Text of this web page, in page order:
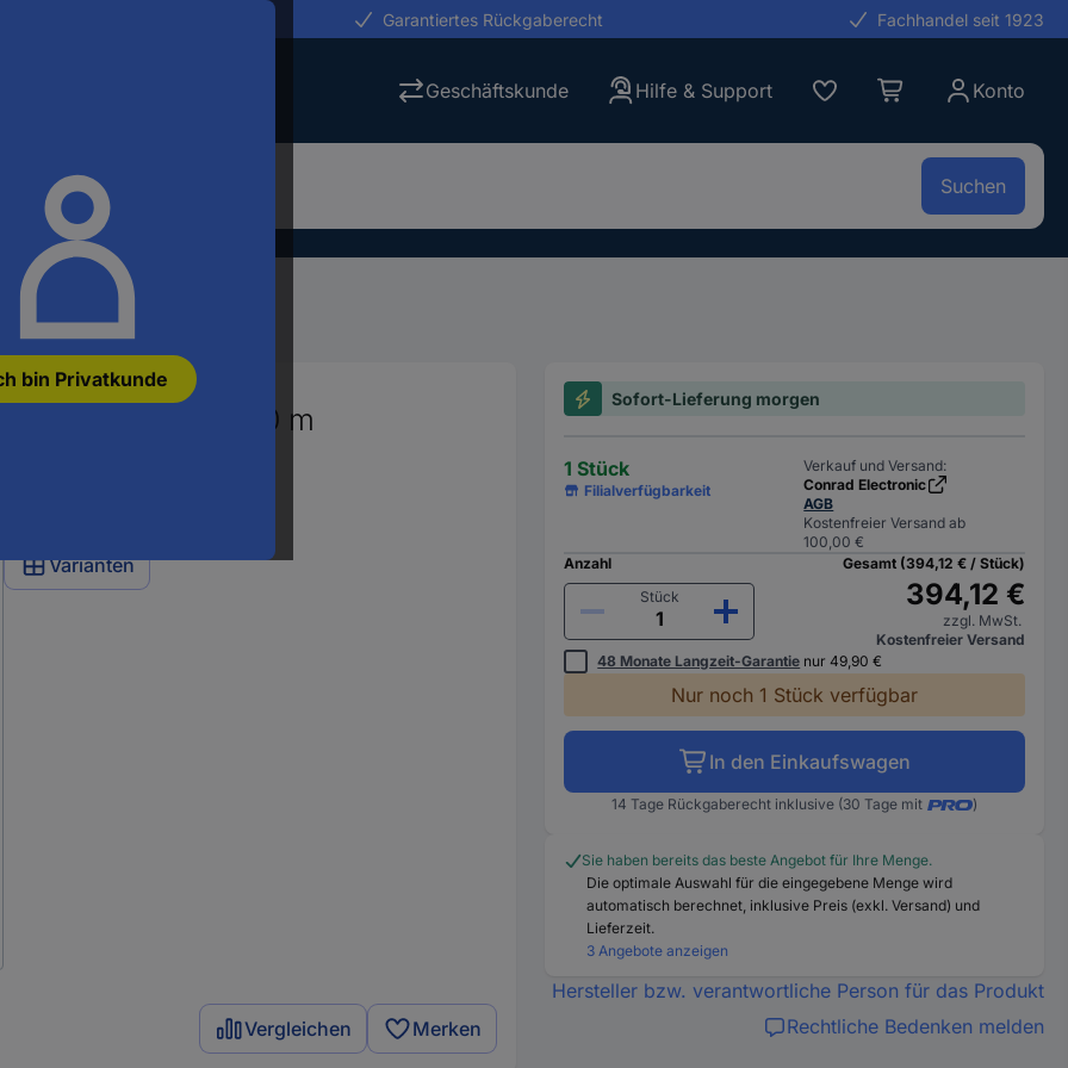
bin Privatkunde
Garantiertes Rückgaberecht Fachhandel seit 1923
Geschäftskunde Hilfe & Support Konto
Suchen
Nivelliergeräte
(max.): 30 m
Varianten
Vergleichen Merken
Sofort-Lieferung morgen
1 Stück
Filialverfügbarkeit
Verkauf und Versand:
Conrad Electronic
AGB
Kostenfreier Versand ab
100,00 €
Anzahl
Stück
Gesamt (394,12 € / Stück)
394,12 €
zzgl. MwSt.
Kostenfreier Versand
48 Monate Langzeit-Garantie nur 49,90 €
Nur noch 1 Stück verfügbar
In den Einkaufswagen
14 Tage Rückgaberecht inklusive (30 Tage mit )
Sie haben bereits das beste Angebot für Ihre Menge.
Die optimale Auswahl für die eingegebene Menge wird
automatisch berechnet, inklusive Preis (exkl. Versand) und
Lieferzeit.
3 Angebote anzeigen
Hersteller bzw. verantwortliche Person für das Produkt
Rechtliche Bedenken melden